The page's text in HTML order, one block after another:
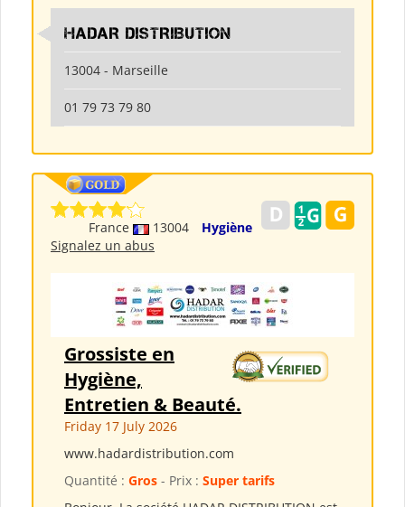
HADAR DISTRIBUTION
13004 - Marseille
01 79 73 79 80
France 13004
Hygiène
Signalez un abus
Grossiste en
Hygiène,
Entretien & Beauté.
Friday 17 July 2026
www.hadardistribution.com
Quantité : Gros - Prix : Super tarifs